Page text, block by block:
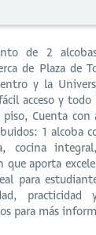
de 2
de Plaza de
y la
acceso y todo
Cuenta con
1 alcoba
cocina
que aporta
para
practicidad
para más